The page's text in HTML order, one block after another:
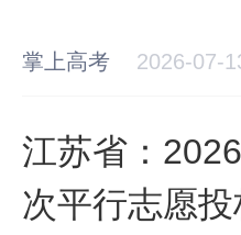
掌上高考 2026-07-
江苏省：
次平行志愿